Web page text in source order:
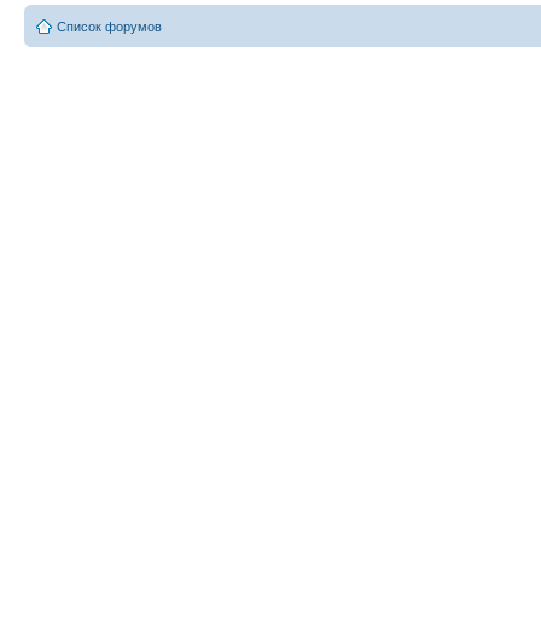
Список форумов